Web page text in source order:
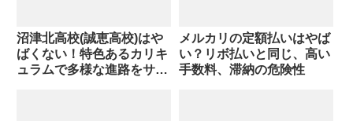
沼津北高校(誠恵高校)はや
ばくない！特色あるカリキ
ュラムで多様な進路をサポ
メルカリの定額払いはやば
い？リボ払いと同じ、高い
手数料、滞納の危険性